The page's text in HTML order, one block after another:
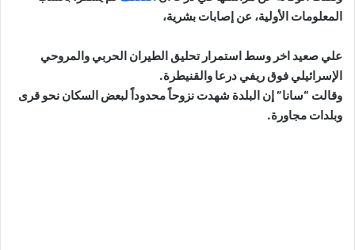
المعلومات الأولية، عن إصابات بشرية،
علي صعيد اخر وسط استمرار تحليق الطيران الحربي والمروحي
الإسرائيلي فوق ريفي درعا والقنيطرة.
وقالت “سانا” إن البلدة شهدت نزوحاً محدوداً لبعض السكان نحو قرى
وبلدات مجاورة.